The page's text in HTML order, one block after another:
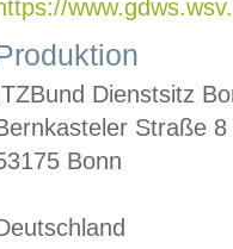
Dienstsitz
Straße 8
Bonn